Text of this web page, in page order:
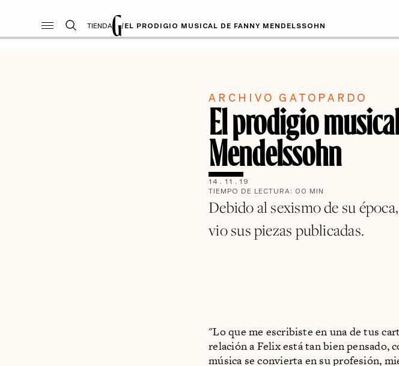
TIENDA /EL PRODIGIO MUSICAL DE FANNY MENDELSSOHN
ARCHIVO GATOPARDO
El prodigio
Mendelssohn
14 . 11 . 19
TIEMPO DE LECTURA: 00 MIN
Debido al sexismo de su
vio sus piezas publicadas.
"Lo que me escribiste en una de tus
relación a Felix está tan bien pensado,
música se convierta en su profesión,